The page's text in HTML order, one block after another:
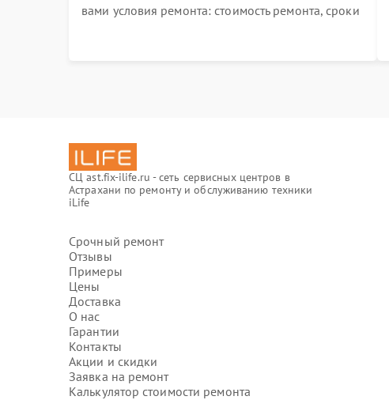
вами условия ремонта: стоимость ремонта, сроки
СЦ ast.fix-ilife.ru - сеть сервисных центров в
Астрахани по ремонту и обслуживанию техники
iLife
Срочный ремонт
Отзывы
Примеры
Цены
Доставка
О нас
Гарантии
Контакты
Акции и скидки
Заявка на ремонт
Калькулятор стоимости ремонта